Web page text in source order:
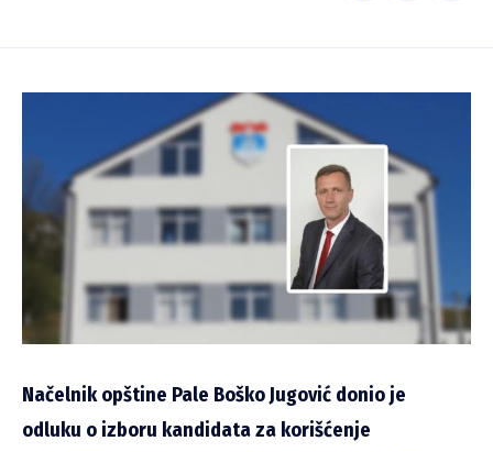
Načelnik opštine Pale Boško Jugović donio je
odluku o izboru kandidata za korišćenje